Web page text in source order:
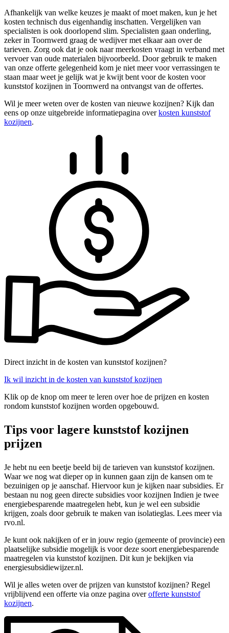
Afhankelijk van welke keuzes je maakt of moet maken, kun je het
kosten technisch dus eigenhandig inschatten. Vergelijken van
specialisten is ook doorlopend slim. Specialisten gaan onderling,
zeker in Toornwerd graag de wedijver met elkaar aan over de
tarieven. Zorg ook dat je ook naar meerkosten vraagt in verband met
vervoer van oude materialen bijvoorbeeld. Door gebruik te maken
van onze offerte gelegenheid kom je niet meer voor verrassingen te
staan maar weet je gelijk wat je kwijt bent voor de kosten voor
kunststof kozijnen in Toornwerd na ontvangst van de offertes.
Wil je meer weten over de kosten van nieuwe kozijnen? Kijk dan
eens op onze uitgebreide informatiepagina overkosten kunststof
kozijnen.
Direct inzicht in de kosten van kunststof kozijnen?
Ik wil inzicht in de kosten van kunststof kozijnen
Klik op de knop om meer te leren over hoe de prijzen en kosten
rondom kunststof kozijnen worden opgebouwd.
Tips voor lagere kunststof kozijnen
prijzen
Je hebt nu een beetje beeld bij de tarieven van kunststof kozijnen.
Waar we nog wat dieper op in kunnen gaan zijn de kansen om te
bezuinigen op je aanschaf. Hiervoor kun je kijken naar subsidies. Er
bestaan nu nog geen directe subsidies voor kozijnen Indien je twee
energiebesparende maatregelen hebt, kun je wel een subsidie
krijgen, zoals door gebruik te maken van isolatieglas. Lees meer via
rvo.nl.
Je kunt ook nakijken of er in jouw regio (gemeente of provincie) een
plaatselijke subsidie mogelijk is voor deze soort energiebesparende
maatregelen via kunststof kozijnen. Dit kun je bekijken via
energiesubsidiewijzer.nl.
Wil je alles weten over de prijzen van kunststof kozijnen? Regel
vrijblijvend een offerte via onze pagina overofferte kunststof
kozijnen.